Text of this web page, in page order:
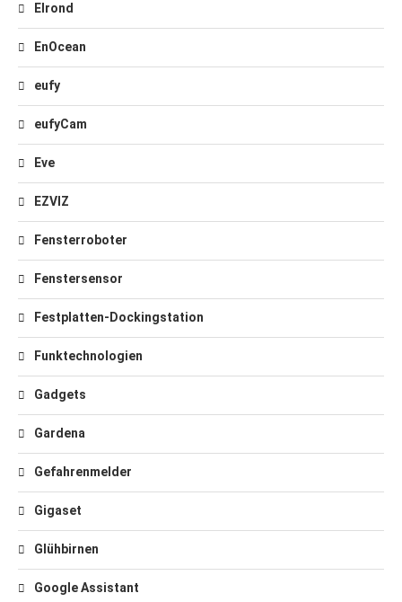
Elrond
EnOcean
eufy
eufyCam
Eve
EZVIZ
Fensterroboter
Fenstersensor
Festplatten-Dockingstation
Funktechnologien
Gadgets
Gardena
Gefahrenmelder
Gigaset
Glühbirnen
Google Assistant